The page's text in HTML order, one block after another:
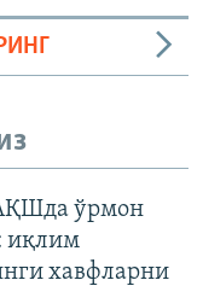
ўрмон
иқлим
хавфларни